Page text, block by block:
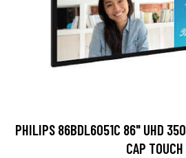
PHILIPS 86BDL6051C 86" UHD
CAP TOUCH